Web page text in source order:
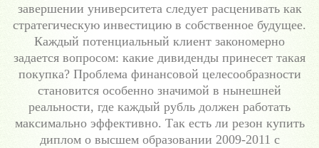
завершении университета следует расценивать как
стратегическую инвестицию в собственное будущее.
Каждый потенциальный клиент закономерно
задается вопросом: какие дивиденды принесет такая
покупка? Проблема финансовой целесообразности
становится особенно значимой в нынешней
реальности, где каждый рубль должен работать
максимально эффективно. Так есть ли резон купить
диплом о высшем образовании 2009-2011 с